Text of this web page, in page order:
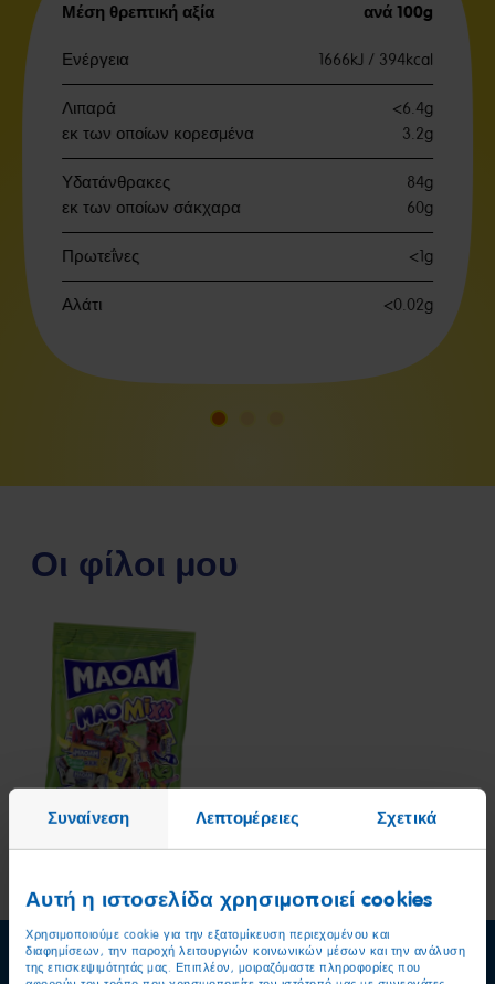
Συναίνεση Λεπτομέρειες Σχετικά
Αυτή η ιστοσελίδα χρησιμοποιεί cookies
Χρησιμοποιούμε cookie για την εξατομίκευση περιεχομένου και
διαφημίσεων, την παροχή λειτουργιών κοινωνικών μέσων και την ανάλυση
της επισκεψιμότητάς μας. Επιπλέον, μοιραζόμαστε πληροφορίες που
Μέση θρεπτική αξία ανά 100g
Ενέργεια 1666kJ / 394kcal
Λιπαρά
<6.4g
εκ των οποίων κορεσμένα
3.2g
Υδατάνθρακες
84g
εκ των οποίων σάκχαρα
60g
Πρωτεΐνες <1g
Αλάτι <0.02g
Μετάβαση
1
2
3
Οι φίλοι μου
MAOAM
MaoMixx